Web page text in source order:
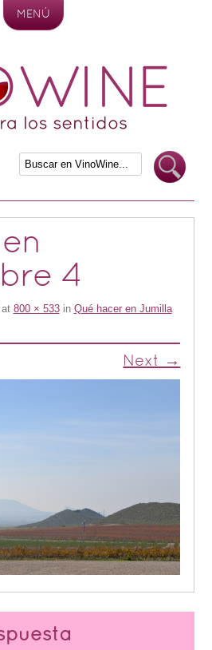
MENÚ
4
800 × 533in Qué hacer en Jumilla
Next →